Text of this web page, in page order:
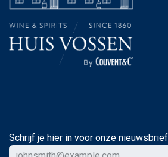
Schrijf je hier in voor onze nieuwsbrief